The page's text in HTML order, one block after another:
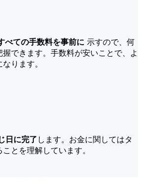
べての手数料を事前に 示すので、何
できます。手数料が安いことで、よ
ります。
日に完了します。お金に関してはタ
とを理解しています。